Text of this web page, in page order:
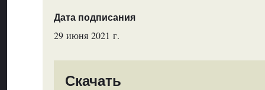
Дата подписания
29 июня 2021 г.
Скачать